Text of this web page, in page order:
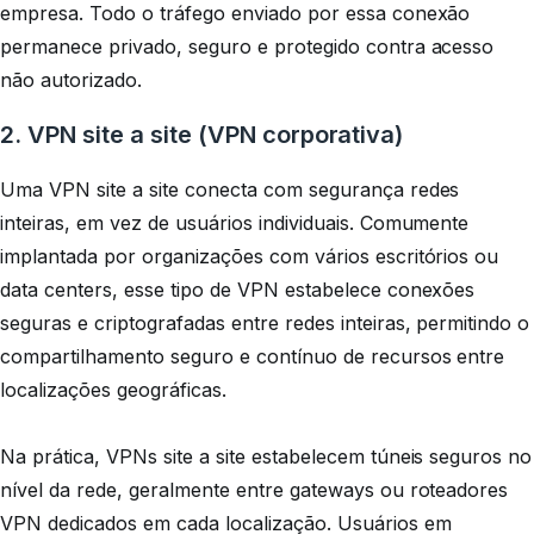
empresa. Todo o tráfego enviado por essa conexão
permanece privado, seguro e protegido contra acesso
não autorizado.
2. VPN site a site (VPN corporativa)
Uma VPN site a site conecta com segurança redes
inteiras, em vez de usuários individuais. Comumente
implantada por organizações com vários escritórios ou
data centers, esse tipo de VPN estabelece conexões
seguras e criptografadas entre redes inteiras, permitindo o
compartilhamento seguro e contínuo de recursos entre
localizações geográficas.
Na prática, VPNs site a site estabelecem túneis seguros no
nível da rede, geralmente entre gateways ou roteadores
VPN dedicados em cada localização. Usuários em